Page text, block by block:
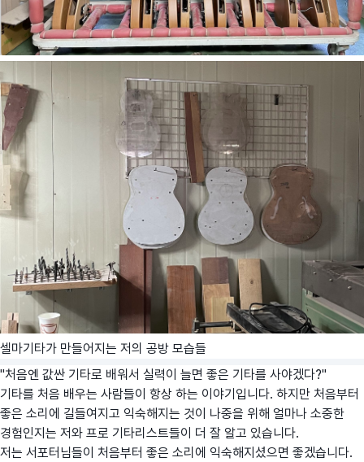
셀마기타가 만들어지는 저의 공방 모습들
"처음엔 값싼 기타로 배워서 실력이 늘면 좋은 기타를 사야겠다?"
기타를 처음 배우는 사람들이 항상 하는 이야기입니다. 하지만 처음부터
좋은 소리에 길들여지고 익숙해지는 것이 나중을 위해 얼마나 소중한
경험인지는 저와 프로 기타리스트들이 더 잘 알고 있습니다.
저는 서포터님들이 처음부터 좋은 소리에 익숙해지셨으면 좋겠습니다.